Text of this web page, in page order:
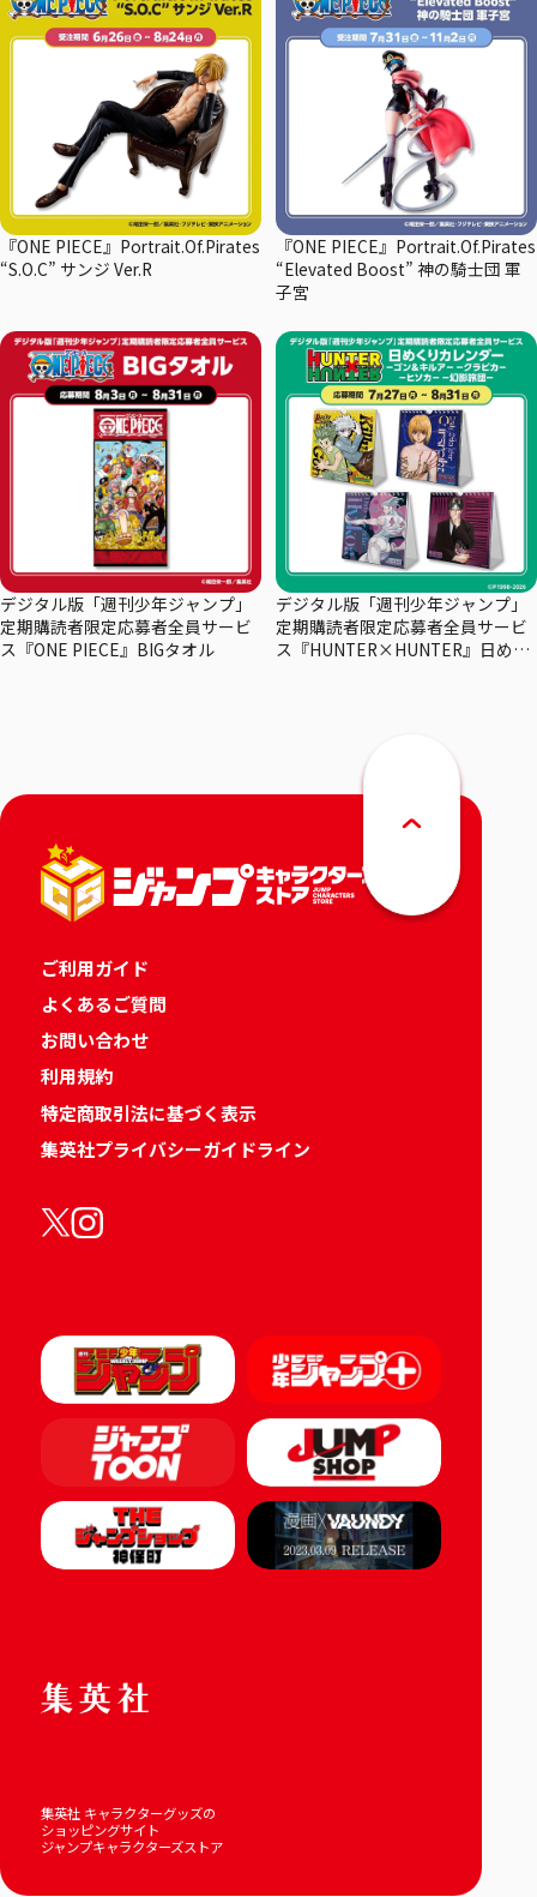
『ONE PIECE』Portrait.Of.Pirates
“S.O.C” サンジ Ver.R
『ONE PIECE』Portrait.Of.Pirates
“Elevated Boost” 神の騎士団 軍
子宮
デジタル版「週刊少年ジャンプ」
定期購読者限定応募者全員サービ
ス『ONE PIECE』BIGタオル
デジタル版「週刊少年ジャンプ」
定期購読者限定応募者全員サービ
ス『HUNTER×HUNTER』日めく
ご利用ガイド
よくあるご質問
お問い合わせ
利用規約
特定商取引法に基づく表示
集英社プライバシーガイドライン
集英社 キャラクターグッズの
ショッピングサイト
ジャンプキャラクターズストア